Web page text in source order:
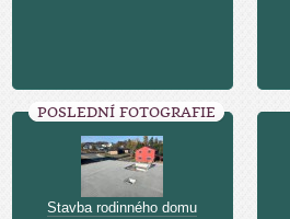
POSLEDNÍ FOTOGRAFIE
Stavba rodinného domu